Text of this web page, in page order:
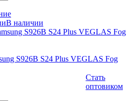
В наличии
S926B S24 Plus VEGLAS Fog
Стать
оптовиком